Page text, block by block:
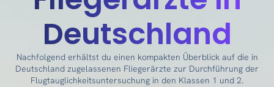
Deutschland
Nachfolgend erhältst du einen kompakten Überblick auf die in
Deutschland zugelassenen Fliegerärzte zur Durchführung der
Flugtauglichkeitsuntersuchung in den Klassen 1 und 2.